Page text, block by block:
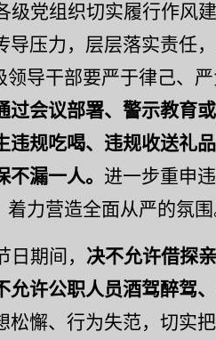
级党组织切实履行作风
压力，层层落实责任
领导干部要严于律己、
过会议部署、 警示教育
违规吃喝、违规收送礼
漏一人。 进一步重申
力营造全面从严的氛围
日期间， 决不允许借探
许公职人员酒驾醉驾、
懈、行为失范， 切实